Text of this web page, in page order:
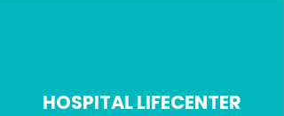
HOSPITAL LIFECENTER